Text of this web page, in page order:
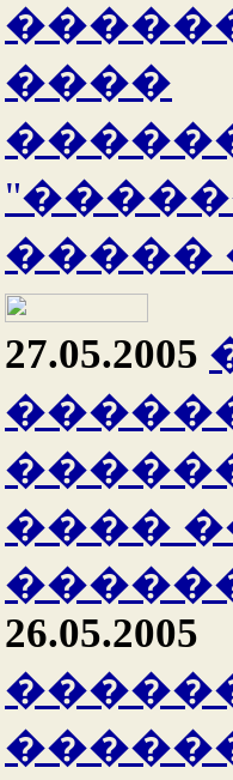
����
�����
27.05.2005
����
26.05.2005